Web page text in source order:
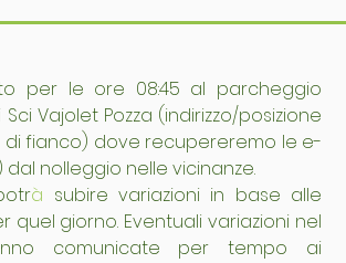
per le ore 08:45 al parcheggio
Vajolet Pozza (indirizzo/posizione
di fianco) dove recupereremo le e-
nolleggio nelle vicinanze.
à subire variazioni in base alle
quel giorno. Eventuali variazioni nel
comunicate per tempo ai